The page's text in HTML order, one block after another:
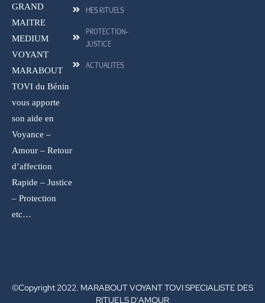
GRAND
MAITRE
MEDIUM
VOYANT
MARABOUT
TOVI du Bénin
vous apporte
son aide en
Voyance –
Amour – Retour
d’affection
Rapide – Justice
– Protection
etc…
MES RITUELS
PROTECTION-
JUSTICE
ACTUALITES
©Copyright 2022. MARABOUT VOYANT TOVI SPECIALISTE DES
RITUELS D'AMOUR